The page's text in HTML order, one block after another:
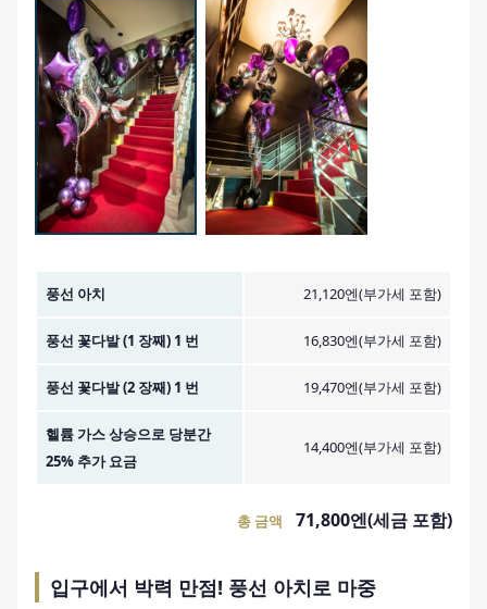
금액 이미지
풍선 아치 21,120엔(부가세 포함)
풍선 꽃다발 (1 장째) 1 번 16,830엔(부가세 포함)
풍선 꽃다발 (2 장째) 1 번 19,470엔(부가세 포함)
헬륨 가스 상승으로 당분간
25% 추가 요금
14,400엔(부가세 포함)
총 금액 71,800엔(세금 포함)
입구에서 박력 만점! 풍선 아치로 마중